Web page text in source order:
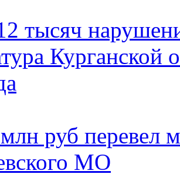
тысяч
Курганской
руб перевел
МО